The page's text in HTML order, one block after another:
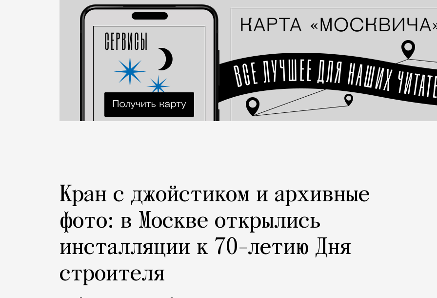
Кран с джойстиком и архивные
фото: в Москве открылись
инсталляции к 70-летию Дня
строителя